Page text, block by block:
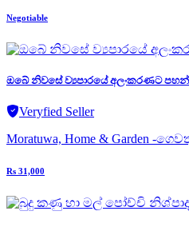
Negotiable
ඔබේ නිවසේ ව්‍යපාරයේ අලංකරණට
Veryfied Seller
Moratuwa, Home & Garden -
Rs 31,000